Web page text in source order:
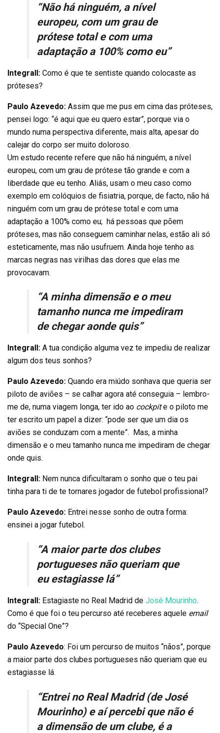
“Não há ninguém, a nível
europeu, com um grau de
prótese total e com uma
adaptação a 100% como eu”
Integrall: Como é que te sentiste quando colocaste as
próteses?
Paulo Azevedo: Assim que me pus em cima das próteses,
pensei logo: “é aqui que eu quero estar”, porque via o
mundo numa perspectiva diferente, mais alta, apesar do
calejar do corpo ser muito doloroso.
Um estudo recente refere que não há ninguém, a nível
europeu, com um grau de prótese tão grande e com a
liberdade que eu tenho. Aliás, usam o meu caso como
exemplo em colóquios de fisiatria, porque, de facto, não há
ninguém com um grau de prótese total e com uma
adaptação a 100% como eu; há pessoas que põem
próteses, mas não conseguem caminhar nelas, estão ali só
esteticamente, mas não usufruem. Ainda hoje tenho as
marcas negras nas virilhas das dores que elas me
provocavam.
“A minha dimensão e o meu
tamanho nunca me impediram
de chegar aonde quis”
Integrall: A tua condição alguma vez te impediu de realizar
algum dos teus sonhos?
Paulo Azevedo: Quando era miúdo sonhava que queria ser
piloto de aviões – se calhar agora até conseguia – lembro-
me de, numa viagem longa, ter ido ao cockpite o piloto me
ter escrito um papel a dizer: “pode ser que um dia os
aviões se conduzam com a mente”. Mas, a minha
dimensão e o meu tamanho nunca me impediram de chegar
onde quis.
Integrall: Nem nunca dificultaram o sonho que o teu pai
tinha para ti de te tornares jogador de futebol profissional?
Paulo Azevedo: Entrei nesse sonho de outra forma:
ensinei a jogar futebol.
“A maior parte dos clubes
portugueses não queriam que
eu estagiasse lá”
Integrall: Estagiaste no Real Madrid de José Mourinho.
Como é que foi o teu percurso até receberes aquele email
do “Special One”?
Paulo Azevedo: Foi um percurso de muitos “nãos”, porque
a maior parte dos clubes portugueses não queriam que eu
estagiasse lá.
“Entrei no Real Madrid (de José
Mourinho) e aí percebi que não é
a dimensão de um clube, é a